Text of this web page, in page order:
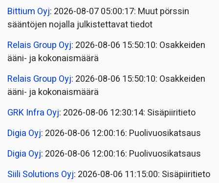
Bittium Oyj: 2026-08-07 05:00:17: Muut pörssin
sääntöjen nojalla julkistettavat tiedot
Relais Group Oyj: 2026-08-06 15:50:10: Osakkeiden
ääni- ja kokonaismäärä
Relais Group Oyj: 2026-08-06 15:50:10: Osakkeiden
ääni- ja kokonaismäärä
GRK Infra Oyj: 2026-08-06 12:30:14: Sisäpiiritieto
Digia Oyj: 2026-08-06 12:00:16: Puolivuosikatsaus
Digia Oyj: 2026-08-06 12:00:16: Puolivuosikatsaus
Siili Solutions Oyj: 2026-08-06 11:15:00: Sisäpiiritieto